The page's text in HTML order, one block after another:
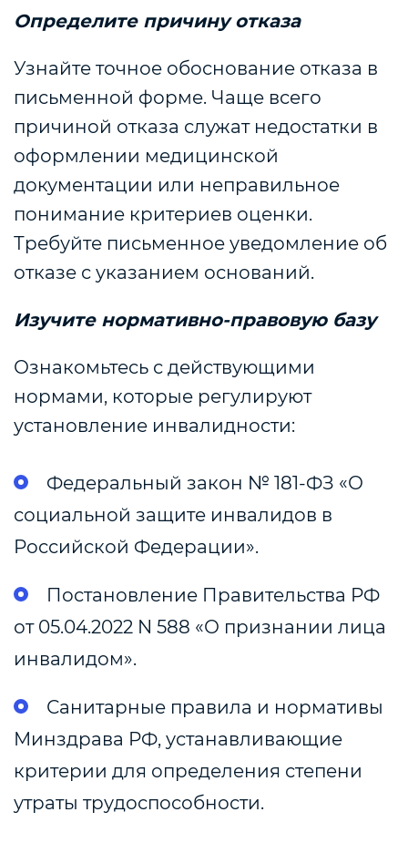
Определите причину отказа
Узнайте точное обоснование отказа в
письменной форме. Чаще всего
причиной отказа служат недостатки в
оформлении медицинской
документации или неправильное
понимание критериев оценки.
Требуйте письменное уведомление об
отказе с указанием оснований.
Изучите нормативно-правовую базу
Ознакомьтесь с действующими
нормами, которые регулируют
установление инвалидности:
Федеральный закон № 181-ФЗ «О
социальной защите инвалидов в
Российской Федерации».
Постановление Правительства РФ
от 05.04.2022 N 588 «О признании лица
инвалидом».
Санитарные правила и нормативы
Минздрава РФ, устанавливающие
критерии для определения степени
утраты трудоспособности.